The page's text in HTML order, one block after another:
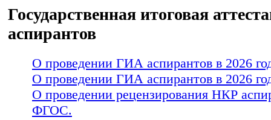
Государственная итоговая
аспирантов
О проведении ГИА аспирантов в 2026
О проведении ГИА аспирантов в 2026
О проведении рецензирования НКР
ФГОС.